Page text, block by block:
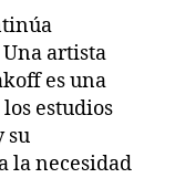
artista
es una
estudios
su
la necesidad